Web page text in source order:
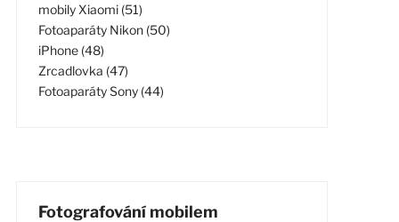
mobily Xiaomi (51)
Fotoaparáty Nikon (50)
iPhone (48)
Zrcadlovka (47)
Fotoaparáty Sony (44)
Fotografování mobilem